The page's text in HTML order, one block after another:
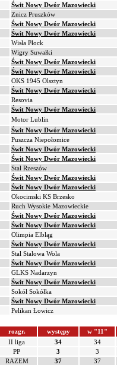
Świt Nowy Dwór Mazowiecki
Znicz Pruszków
Świt Nowy Dwór Mazowiecki
Świt Nowy Dwór Mazowiecki
Wisła Płock
Wigry Suwałki
Świt Nowy Dwór Mazowiecki
Świt Nowy Dwór Mazowiecki
OKS 1945 Olsztyn
Świt Nowy Dwór Mazowiecki
Resovia
Świt Nowy Dwór Mazowiecki
Motor Lublin
Świt Nowy Dwór Mazowiecki
Puszcza Niepołomice
Świt Nowy Dwór Mazowiecki
Świt Nowy Dwór Mazowiecki
Stal Rzeszów
Świt Nowy Dwór Mazowiecki
Świt Nowy Dwór Mazowiecki
Okocimski KS Brzesko
Ruch Wysokie Mazowieckie
Świt Nowy Dwór Mazowiecki
Świt Nowy Dwór Mazowiecki
Olimpia Elbląg
Świt Nowy Dwór Mazowiecki
Stal Stalowa Wola
Świt Nowy Dwór Mazowiecki
GLKS Nadarzyn
Świt Nowy Dwór Mazowiecki
Sokół Sokółka
Świt Nowy Dwór Mazowiecki
Pelikan Łowicz
rozgr. występy
w "11"
II liga 34
34
PP 3
3
RAZEM 37 37